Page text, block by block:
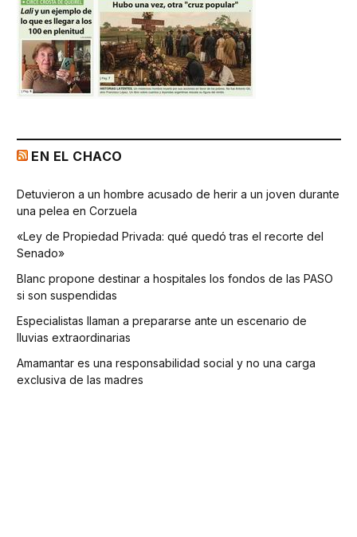
EN EL CHACO
Detuvieron a un hombre acusado de herir a un joven durante
una pelea en Corzuela
«Ley de Propiedad Privada: qué quedó tras el recorte del
Senado»
Blanc propone destinar a hospitales los fondos de las PASO
si son suspendidas
Especialistas llaman a prepararse ante un escenario de
lluvias extraordinarias
Amamantar es una responsabilidad social y no una carga
exclusiva de las madres